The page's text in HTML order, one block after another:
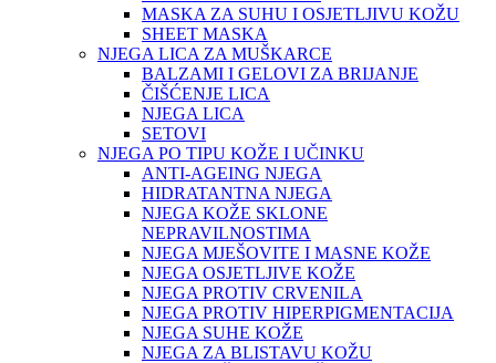
MASKA ZA SUHU I OSJETLJIVU KOŽU
SHEET MASKA
NJEGA LICA ZA MUŠKARCE
BALZAMI I GELOVI ZA BRIJANJE
ČIŠĆENJE LICA
NJEGA LICA
SETOVI
NJEGA PO TIPU KOŽE I UČINKU
ANTI-AGEING NJEGA
HIDRATANTNA NJEGA
NJEGA KOŽE SKLONE
NEPRAVILNOSTIMA
NJEGA MJEŠOVITE I MASNE KOŽE
NJEGA OSJETLJIVE KOŽE
NJEGA PROTIV CRVENILA
NJEGA PROTIV HIPERPIGMENTACIJA
NJEGA SUHE KOŽE
NJEGA ZA BLISTAVU KOŽU